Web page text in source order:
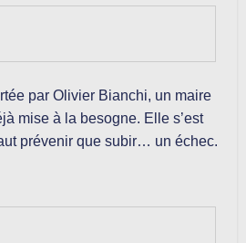
par Olivier Bianchi, un maire
mise à la besogne. Elle s’est
prévenir que subir… un échec.